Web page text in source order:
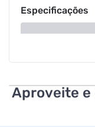
Especificações
Aproveite